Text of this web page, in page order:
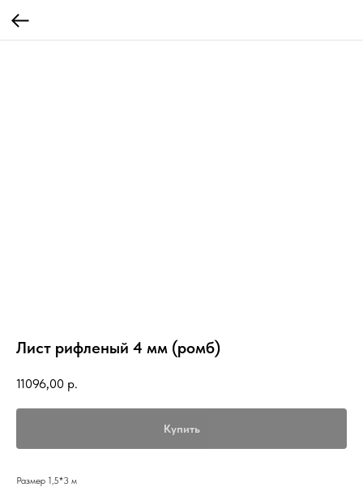
Лист рифленый 4 мм (ромб)
11096,00 р.
Купить
Размер 1,5*3 м